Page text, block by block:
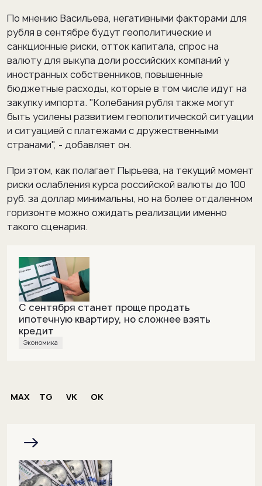
По мнению Васильева, негативными факторами для
рубля в сентябре будут геополитические и
санкционные риски, отток капитала, спрос на
валюту для выкупа доли российских компаний у
иностранных собственников, повышенные
бюджетные расходы, которые в том числе идут на
закупку импорта. "Колебания рубля также могут
быть усилены развитием геополитической ситуации
и ситуацией с платежами с дружественными
странами", - добавляет он.
При этом, как полагает Пырьева, на текущий момент
риски ослабления курса российской валюты до 100
руб. за доллар минимальны, но на более отдаленном
горизонте можно ожидать реализации именно
такого сценария.
С сентября станет проще продать
ипотечную квартиру, но сложнее взять
кредит
Экономика
MAX TG VK OK